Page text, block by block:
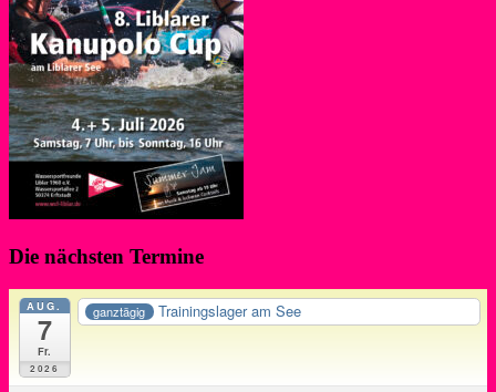
Die nächsten Termine
AUG.
7
Fr.
2026
ganztägig Trainingslager am See